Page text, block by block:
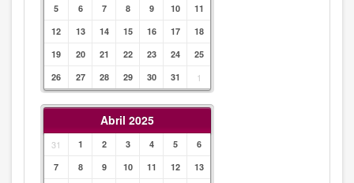
5 6 7 8 9 10
11
12
13 14 15 16 17
18
19
20 21 22 23 24
25
26
27 28 29 30 31 1
Abril 2025
31 1 2 3 4 5
6
7
8 9 10 11 12
13